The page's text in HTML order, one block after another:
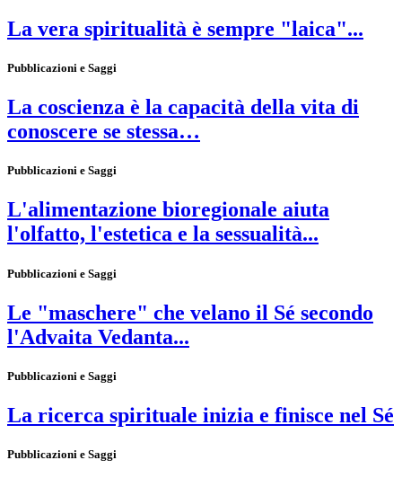
La vera spiritualità è sempre "laica"...
Pubblicazioni e Saggi
La coscienza è la capacità della vita di
conoscere se stessa…
Pubblicazioni e Saggi
L'alimentazione bioregionale aiuta
l'olfatto, l'estetica e la sessualità...
Pubblicazioni e Saggi
Le "maschere" che velano il Sé secondo
l'Advaita Vedanta...
Pubblicazioni e Saggi
La ricerca spirituale inizia e finisce nel Sé
Pubblicazioni e Saggi